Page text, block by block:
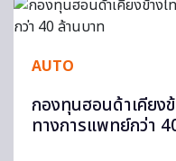
AUTO
กองทุนฮอนด้าเคีย
ทางการแพทย์กว่า